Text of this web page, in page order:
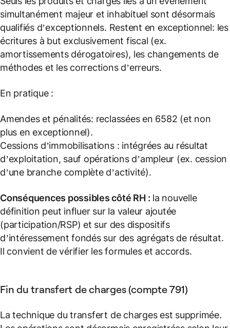
simultanément majeur et inhabituel sont désormais
qualifiés d’exceptionnels. Restent en exceptionnel: les
écritures à but exclusivement fiscal (ex.
amortissements dérogatoires), les changements de
méthodes et les corrections d’erreurs.
En pratique :
Amendes et pénalités: reclassées en 6582 (et non
plus en exceptionnel).
Cessions d’immobilisations : intégrées au résultat
d’exploitation, sauf opérations d’ampleur (ex. cession
d’une branche complète d’activité).
Conséquences possibles côté RH : la nouvelle
définition peut influer sur la valeur ajoutée
(participation/RSP) et sur des dispositifs
d’intéressement fondés sur des agrégats de résultat.
Il convient de vérifier les formules et accords.
Fin du transfert de charges (compte 791)
La technique du transfert de charges est supprimée.